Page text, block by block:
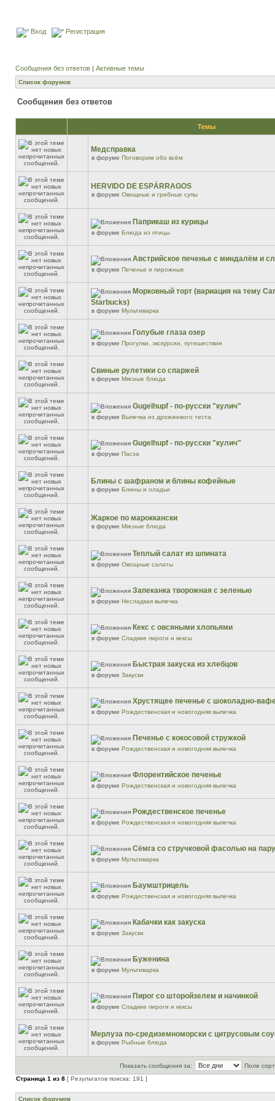
Вход Регистрация
Сообщения без ответов | Активные темы
Список форумов
Сообщения без ответов
Темы
Медсправка
в форуме Поговорим обо всём
HERVIDO DE ESPÁRRAGOS
в форуме Овощные и грибные супы
Паприкаш из курицы
в форуме Блюда из птицы
Австрийское печенье с миндалём и
в форуме Печенье и пирожные
Морковный торт (вариация на тему
Starbucks)
в форуме Мультиварка
Голубые глаза озер
в форуме Прогулки, экскурсии, путешествия
Свиные рулетики со спаржей
в форуме Мясные блюда
Gugelhupf - по-русски "кулич"
в форуме Выпечка из дрожжевого теста
Gugelhupf - по-русски "кулич"
в форуме Пасха
Блины с шафраном и блины кофейные
в форуме Блины и оладьи
Жаркое по мароккански
в форуме Мясные блюда
Теплый салат из шпината
в форуме Овощные салаты
Запеканка творожная с зеленью
в форуме Несладкая выпечка
Кекс с овсяными хлопьями
в форуме Сладкие пироги и кексы
Быстрая закуска из хлебцов
в форуме Закуски
Хрустящее печенье с шоколадно-
в форуме Рождественская и новогодняя выпечка
Печенье с кокосовой стружкой
в форуме Рождественская и новогодняя выпечка
Флорентийское печенье
в форуме Рождественская и новогодняя выпечка
Рождественское печенье
в форуме Рождественская и новогодняя выпечка
Сёмга со стручковой фасолью на пару
в форуме Мультиварка
Баумштрицель
в форуме Рождественская и новогодняя выпечка
Кабачки как закуска
в форуме Закуски
Буженина
в форуме Мультиварка
Пирог со шторойзелем и начинкой
в форуме Сладкие пироги и кексы
Мерлуза по-средиземноморски с цитрусовым
в форуме Рыбные блюда
Показать сообщения за:
Поле
Страница 1 из 8 [ Результатов поиска: 191 ]
Список форумов